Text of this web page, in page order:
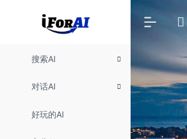
搜索AI
对话AI
好玩的AI